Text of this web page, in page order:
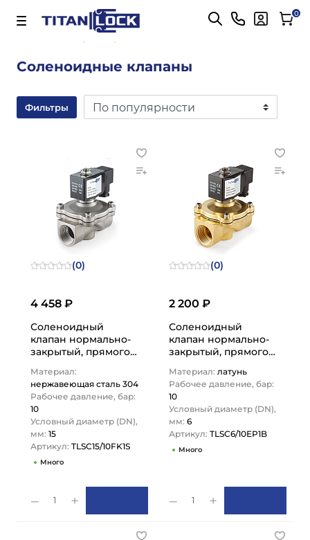
Важно! Для оплаты заказов Подробнее 0
Соленоидные клапаны
Фильтры
(0)
4 458 ₽
Соленоидный
клапан нормально-
закрытый, прямого
Нерж.304/FKM, DN15,
…
Материал:
нержавеющая сталь 304
Рабочее давление, бар:
10
Условный диаметр (DN),
мм: 15
Артикул: TLSC15/10FK1S
Много
1
(0)
2 200 ₽
Соленоидный
клапан нормально-
закрытый, прямого
Латунь/EPDM, DN6,
TLSC6/10EP1B…
Материал: латунь
Рабочее давление, бар:
10
Условный диаметр (DN),
мм: 6
Артикул: TLSC6/10EP1B
Много
1